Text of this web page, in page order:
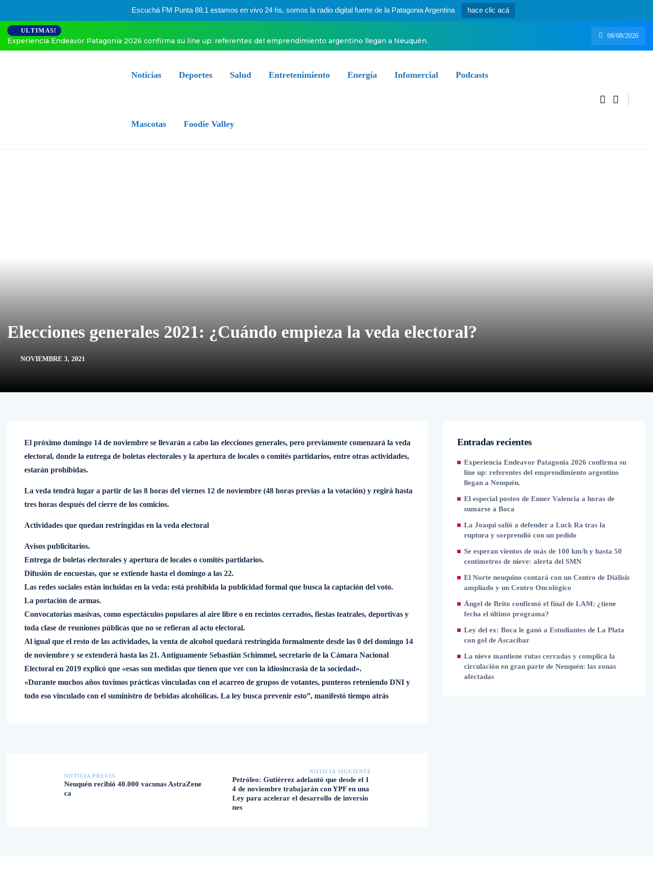
Escuchá FM Punta 88.1 estamos en vivo 24 hs, somos la radio digital fuerte de la Patagonia Argentina hace clic acá
ULTIMAS!
Experiencia Endeavor Patagonia 2026 confirma su line up: referentes del emprendimiento argentino llegan a Neuquén.
08/08/2026
Noticias Deportes Salud Entretenimiento Energía Infomercial Podcasts
Mascotas Foodie Valley
Elecciones generales 2021: ¿Cuándo empieza la veda electoral?
NOVIEMBRE 3, 2021
El próximo domingo 14 de noviembre se llevarán a cabo las elecciones generales, pero previamente comenzará la veda
electoral, donde la entrega de boletas electorales y la apertura de locales o comités partidarios, entre otras actividades,
estarán prohibidas.
La veda tendrá lugar a partir de las 8 horas del viernes 12 de noviembre (48 horas previas a la votación) y regirá hasta
tres horas después del cierre de los comicios.
Actividades que quedan restringidas en la veda electoral
Avisos publicitarios.
Entrega de boletas electorales y apertura de locales o comités partidarios.
Difusión de encuestas, que se extiende hasta el domingo a las 22.
Las redes sociales están incluidas en la veda: está prohibida la publicidad formal que busca la captación del voto.
La portación de armas.
Convocatorias masivas, como espectáculos populares al aire libre o en recintos cerrados, fiestas teatrales, deportivas y
toda clase de reuniones públicas que no se refieran al acto electoral.
Al igual que el resto de las actividades, la venta de alcohol quedará restringida formalmente desde las 0 del domingo 14
de noviembre y se extenderá hasta las 21. Antiguamente Sebastián Schimmel, secretario de la Cámara Nacional
Electoral en 2019 explicó que «esas son medidas que tienen que ver con la idiosincrasia de la sociedad».
«Durante muchos años tuvimos prácticas vinculadas con el acarreo de grupos de votantes, punteros reteniendo DNI y
todo eso vinculado con el suministro de bebidas alcohólicas. La ley busca prevenir esto”, manifestó tiempo atrás
NOTICIA PREVIA
Neuquén recibió 40.000 vacunas AstraZene
ca
NOTICIA SIGUIENTE
Petróleo: Gutiérrez adelantó que desde el 1
4 de noviembre trabajarán con YPF en una
Ley para acelerar el desarrollo de inversio
nes
Entradas recientes
Experiencia Endeavor Patagonia 2026 confirma su
line up: referentes del emprendimiento argentino
llegan a Neuquén.
El especial posteo de Enner Valencia a horas de
sumarse a Boca
La Joaqui salió a defender a Luck Ra tras la
ruptura y sorprendió con un pedido
Se esperan vientos de más de 100 km/h y hasta 50
centímetros de nieve: alerta del SMN
El Norte neuquino contará con un Centro de Diálisis
ampliado y un Centro Oncológico
Ángel de Brito confirmó el final de LAM: ¿tiene
fecha el último programa?
Ley del ex: Boca le ganó a Estudiantes de La Plata
con gol de Ascacibar
La nieve mantiene rutas cerradas y complica la
circulación en gran parte de Neuquén: las zonas
afectadas